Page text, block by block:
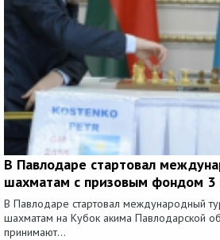
В Павлодаре стартовал
шахматам с призовым фондом 3
В Павлодаре стартовал международный
шахматам на Кубок акима Павлодарской
принимают...